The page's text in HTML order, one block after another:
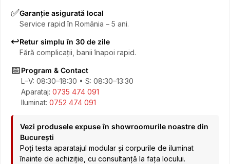
✅Garanție asigurată local
Service rapid în România – 5 ani.
↩️Retur simplu în 30 de zile
Fără complicații, banii înapoi rapid.
📅Program & Contact
L–V: 08:30–18:30 • S: 08:30–13:30
Aparataj: 0735 474 091
Iluminat: 0752 474 091
Vezi produsele expuse în showroomurile noastre din
București
Poți testa aparatajul modular și corpurile de iluminat
înainte de achiziție, cu consultanță la fața locului.